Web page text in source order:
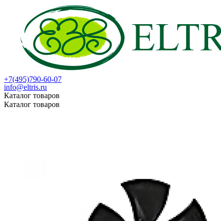
+7(495)790-60-07
info@eltris.ru
Каталог товаров
Каталог товаров